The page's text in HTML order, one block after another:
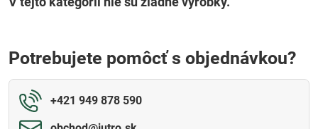
Potrebujete pomôcť s objednávkou?
+421 949 878 590